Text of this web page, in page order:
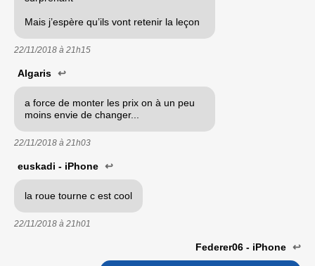
Mais j’espère qu’ils vont retenir la leçon
22/11/2018 à 21h15
Algaris ↩
a force de monter les prix on à un peu
moins envie de changer...
22/11/2018 à 21h03
euskadi - iPhone ↩
la roue tourne c est cool
22/11/2018 à 21h01
Federer06 - iPhone ↩